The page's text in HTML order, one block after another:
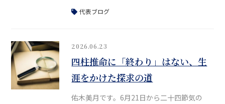
スがありました。かねてより体調が優れない
やはり寂しさがこみ上げます。私は美輪さん
のファンで、30代の頃は大阪で、舞台「黒蜥
蜴」や「毛皮のマリー」、「愛の讃歌〜エデ
ィット・ピアフ物語〜」などをよく観に行っ
ていました。当時、美輪さんはすでに80
代表ブログ
2026.06.23
四柱推命に「終わり」はない、生
涯をかけた探求の道
佑木美月です。6月21日から二十四節気の